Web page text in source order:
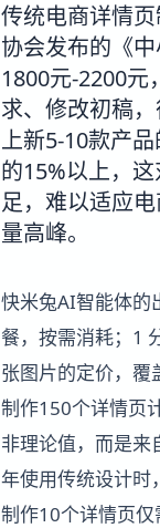
传统电商详情
协会发布的《
1800元-2200
求、修改初稿
上新5-10款产
的15%以上，
足，难以适应
量高峰。
快米兔AI智能体的
餐，按需消耗；1
张图片的定价，覆
制作150个详情页
非理论值，而是来
年使用传统设计时
制作10个详情页